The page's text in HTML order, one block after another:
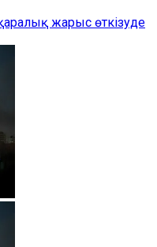
жарыс өткізуде